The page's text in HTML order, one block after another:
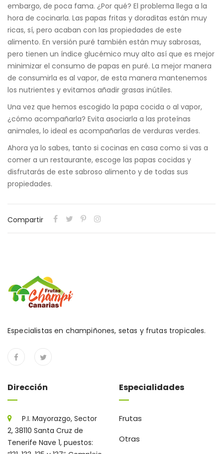
embargo, de poca fama. ¿Por qué? El problema llega a la
hora de cocinarla. Las papas fritas y doraditas están muy
ricas, sí, pero acaban con las propiedades de este
alimento. En versión puré también están muy sabrosas,
pero tienen un índice glucémico muy alto así que es mejor
minimizar el consumo de papas en puré. La mejor manera
de consumirla es al vapor, de esta manera mantenemos
los nutrientes y evitamos añadir grasas inútiles.
Una vez que hemos escogido la papa cocida o al vapor,
¿cómo acompañarla? Evita asociarla a las proteínas
animales, lo ideal es acompañarlas de verduras verdes.
Ahora ya lo sabes, tanto si cocinas en casa como si vas a
comer a un restaurante, escoge las papas cocidas y
disfrutarás de este sabroso alimento y de todas sus
propiedades.
Compartir
Especialistas en champiñones, setas y frutas tropicales.
Dirección
P.I. Mayorazgo, Sector
2, 38110 Santa Cruz de
Tenerife Nave 1, puestos:
Especialidades
Frutas
Otras